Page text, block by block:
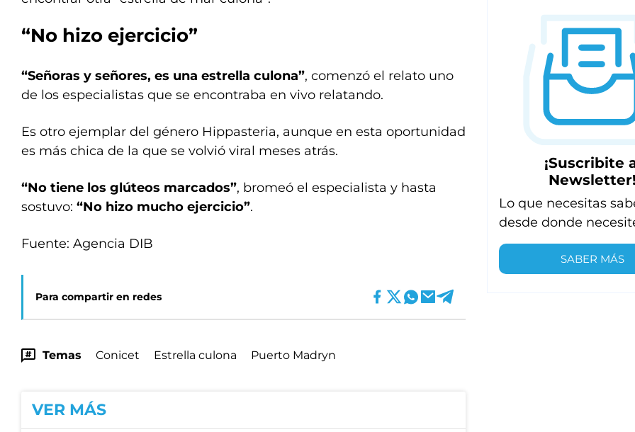
“No hizo ejercicio”
“Señoras y señores, es una estrella culona”, comenzó el relato uno
de los especialistas que se encontraba en vivo relatando.
Es otro ejemplar del género Hippasteria, aunque en esta oportunidad
es más chica de la que se volvió viral meses atrás.
“No tiene los glúteos marcados”, bromeó el especialista y hasta
sostuvo: “No hizo mucho ejercicio”.
Fuente: Agencia DIB
Para compartir en redes
Temas Conicet Estrella culona Puerto Madryn
VER MÁS
¡Suscribite
Lo que necesitas
desde donde
SABER MÁS